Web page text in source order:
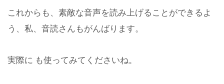
これからも、素敵な音声を読み上げることができるよ
う、私、音読さんもがんばります。
実際に も使ってみてくださいね。